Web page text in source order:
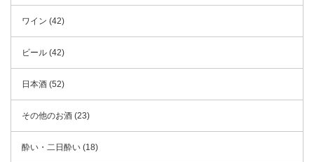
ワイン (42)
ビール (42)
日本酒 (52)
その他のお酒 (23)
酔い・二日酔い (18)